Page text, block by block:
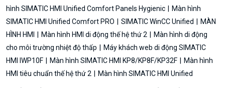
hình SIMATIC HMI Unified Comfort Panels Hygienic
Màn hình
SIMATIC HMI Unified Comfort PRO
SIMATIC WinCC Unified
MÀN
HÌNH HMI
Màn hình HMI di động thế hệ thứ 2
Màn hình di động
cho môi trường nhiệt độ thấp
Máy khách web di động SIMATIC
HMI IWP10F
Màn hình SIMATIC HMI KP8/KP8F/KP32F
Màn hình
HMI tiêu chuẩn thế hệ thứ 2
Màn hình SIMATIC HMI Unified